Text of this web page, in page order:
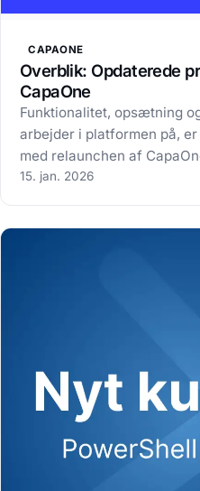
CAPAONE
Overblik: Opdaterede
CapaOne
Funktionalitet, opsætning
arbejder i platformen på,
med relaunchen af
internationalisering har vi
15. jan. 2026